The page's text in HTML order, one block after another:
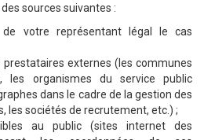
sources suivantes :
votre représentant légal le cas
externes (les communes
les organismes du service public
dans le cadre de la gestion des
les sociétés de recrutement, etc.) ;
au public (sites internet des